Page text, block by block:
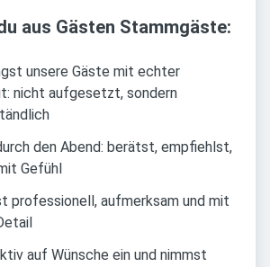
aus Gästen Stammgäste:
unsere Gäste mit echter
nicht aufgesetzt, sondern
den Abend: berätst, empfiehlst,
Gefühl
professionell, aufmerksam und mit
auf Wünsche ein und nimmst